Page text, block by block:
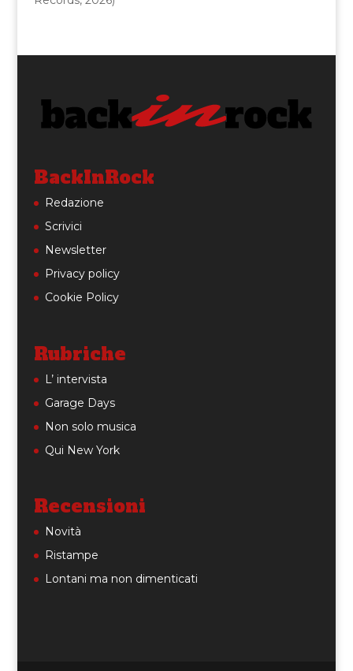
BackInRock
Redazione
Scrivici
Newsletter
Privacy policy
Cookie Policy
Rubriche
L’ intervista
Garage Days
Non solo musica
Qui New York
Recensioni
Novità
Ristampe
Lontani ma non dimenticati